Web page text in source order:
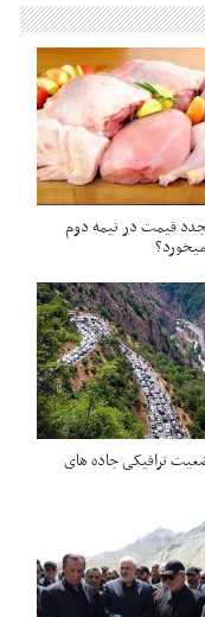
قیمت در نیمه دوم
ترافیکی جاده های